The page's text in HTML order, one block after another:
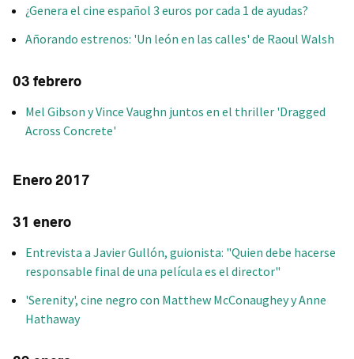
¿Genera el cine español 3 euros por cada 1 de ayudas?
Añorando estrenos: 'Un león en las calles' de Raoul Walsh
03 febrero
Mel Gibson y Vince Vaughn juntos en el thriller 'Dragged
Across Concrete'
Enero 2017
31 enero
Entrevista a Javier Gullón, guionista: "Quien debe hacerse
responsable final de una película es el director"
'Serenity', cine negro con Matthew McConaughey y Anne
Hathaway